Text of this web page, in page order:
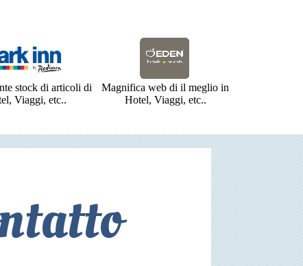
stock di articoli di
Viaggi, etc..
Magnifica web di il meglio in
Hotel, Viaggi, etc..